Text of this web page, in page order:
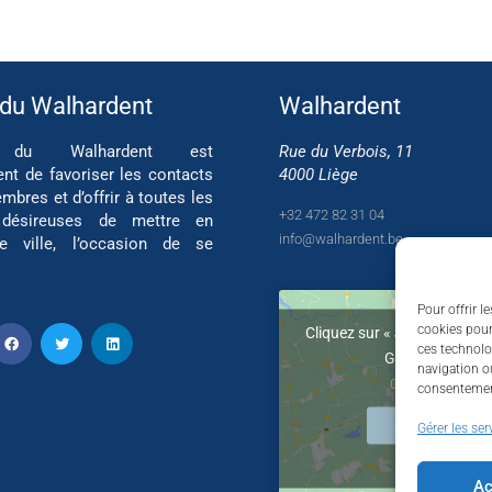
Pour offrir
cookies
ces
navigation
Gérer les
Walhardent
du Walhardent est
de favoriser les contacts
et d’offrir à toutes les
désireuses de mettre en
ville, l’occasion de se
Walhardent
Rue du Verbois, 11
4000 Liège
+32 472 82 31 04
info@walhardent.be
Cliquez sur « J’accepte »
Google maps
Cookie Policy
J’accepte